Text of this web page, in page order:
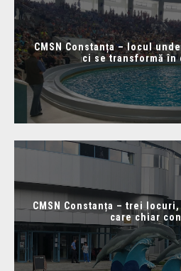
CMSN Constanța – locul
ci se transformă în
CMSN Constanța – trei
care chiar